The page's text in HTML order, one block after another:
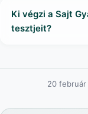
Ki végzi a Sajt
tesztjeit?
20 február